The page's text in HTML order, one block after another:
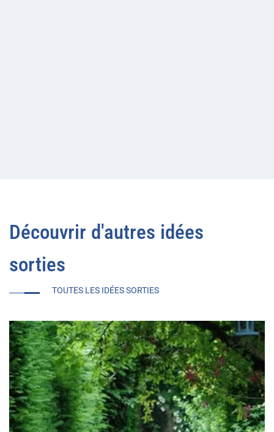
Découvrir d'autres idées
sorties
TOUTES LES IDÉES SORTIES